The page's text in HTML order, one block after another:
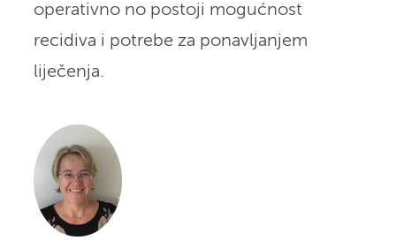
operativno no postoji mogućnost
recidiva i potrebe za ponavljanjem
liječenja.